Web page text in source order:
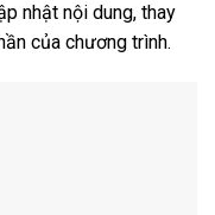
nhật nội dung, thay
của chương trình.